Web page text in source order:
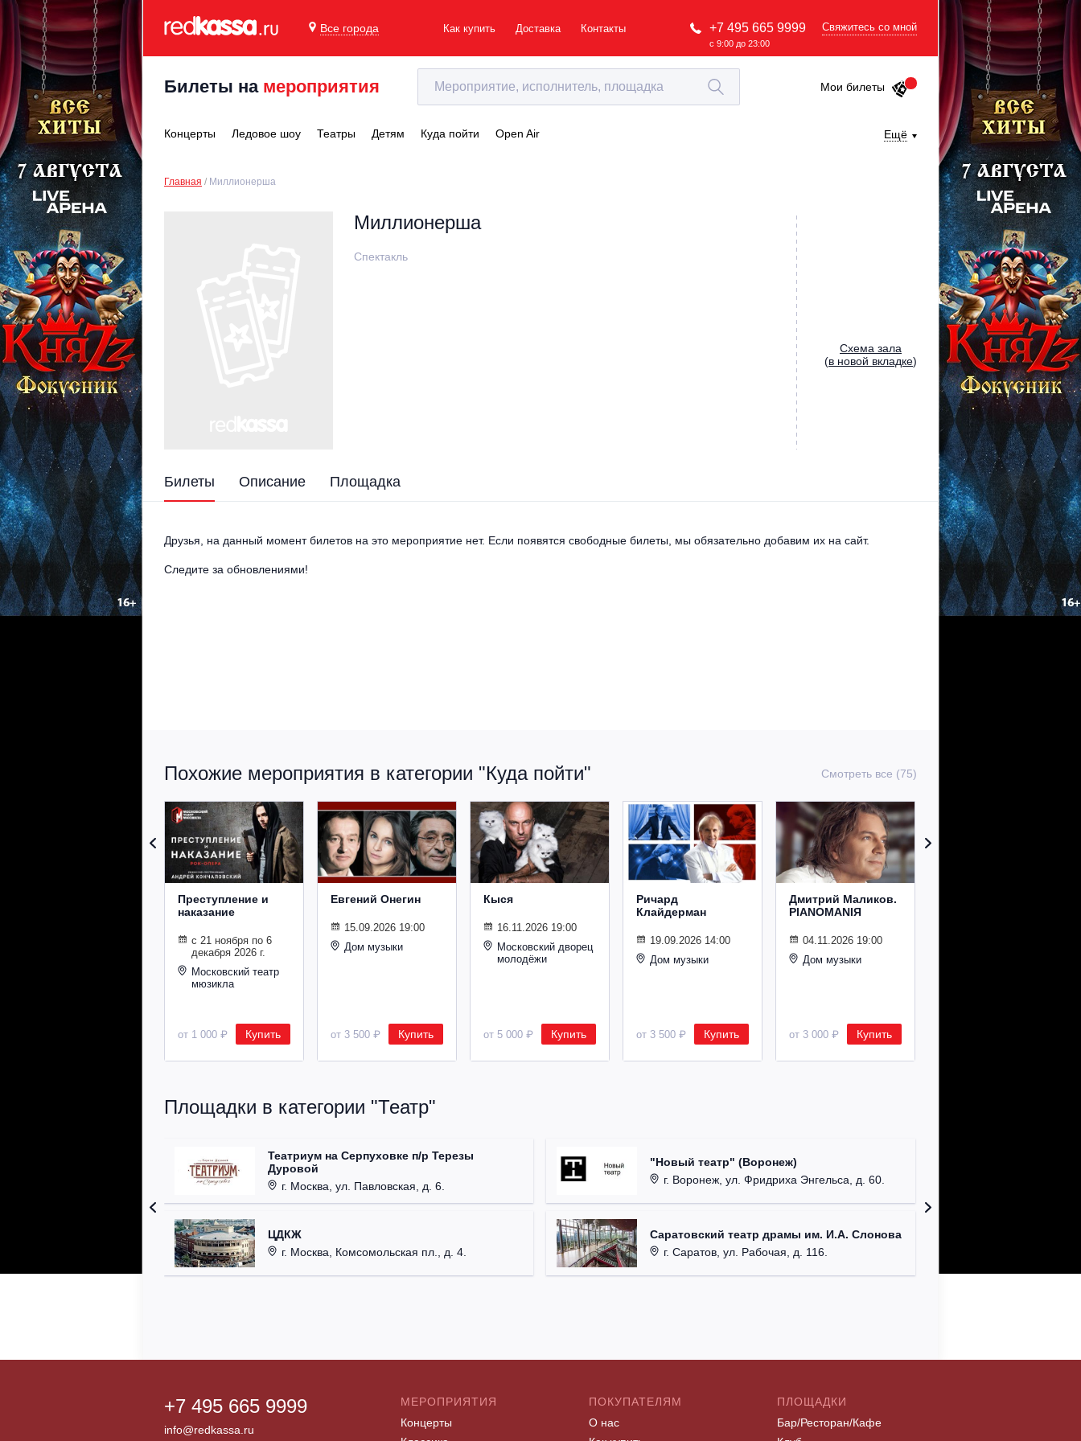
Все города Как купить Доставка Контакты +7 495 665 9999
с 9:00 до 23:00
Свяжитесь со мной
Билеты на мероприятия Мои билеты
Концерты Ледовое шоу Театры Детям Куда пойти Open Air Ещё
Главная Миллионерша
Миллионерша
Спектакль
Cхема зала
(в новой вкладке)
Билеты Описание Площадка
Друзья, на данный момент билетов на это мероприятие нет. Если появятся свободные билеты, мы обязательно добавим их на сайт.
Следите за обновлениями!
Похожие мероприятия в категории "Куда пойти" Смотреть все (75)
Преступление и
наказание
с 21 ноября по 6
декабря 2026 г.
Московский театр
мюзикла
от 1 000 ₽ Купить
Евгений Онегин
15.09.2026 19:00
Дом музыки
от 3 500 ₽ Купить
Кыся
16.11.2026 19:00
Московский дворец
молодёжи
от 5 000 ₽ Купить
Ричард
Клайдерман
19.09.2026 14:00
Дом музыки
от 3 500 ₽ Купить
Дмитрий Маликов.
PIANOMANIЯ
04.11.2026 19:00
Дом музыки
от 3 000 ₽ Купить
Площадки в категории "Театр"
Театриум на Серпуховке п/р Терезы
Дуровой
г. Москва, ул. Павловская, д. 6.
ЦДКЖ
г. Москва, Комсомольская пл., д. 4.
"Новый театр" (Воронеж)
г. Воронеж, ул. Фридриха Энгельса, д. 60.
Саратовский театр драмы им. И.А. Слонова
г. Саратов, ул. Рабочая, д. 116.
+7 495 665 9999
info@redkassa.ru
МЕРОПРИЯТИЯ
Концерты
ПОКУПАТЕЛЯМ
О нас
ПЛОЩАДКИ
Бар/Ресторан/Кафе